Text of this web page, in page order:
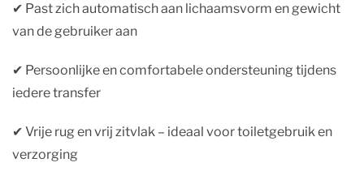
✔︎ Past zich automatisch aan lichaamsvorm en gewicht
van de gebruiker aan
✔︎ Persoonlijke en comfortabele ondersteuning tijdens
iedere transfer
✔︎ Vrije rug en vrij zitvlak – ideaal voor toiletgebruik en
verzorging